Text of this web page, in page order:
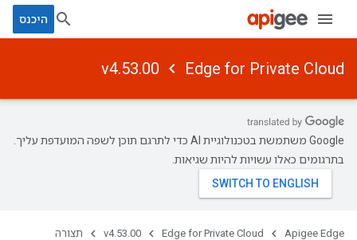
היכנס
Edge for Private Cloud
v4.53.00
‫Google משתמשת בטכנולוגיית AI כדי לתרגם תוכן לשפה המועדפת עליך.
בתרגומים כאלו עשויות להיות שגיאות.
Apigee Edge
Edge for Private Cloud
v4.53.00 תצורה